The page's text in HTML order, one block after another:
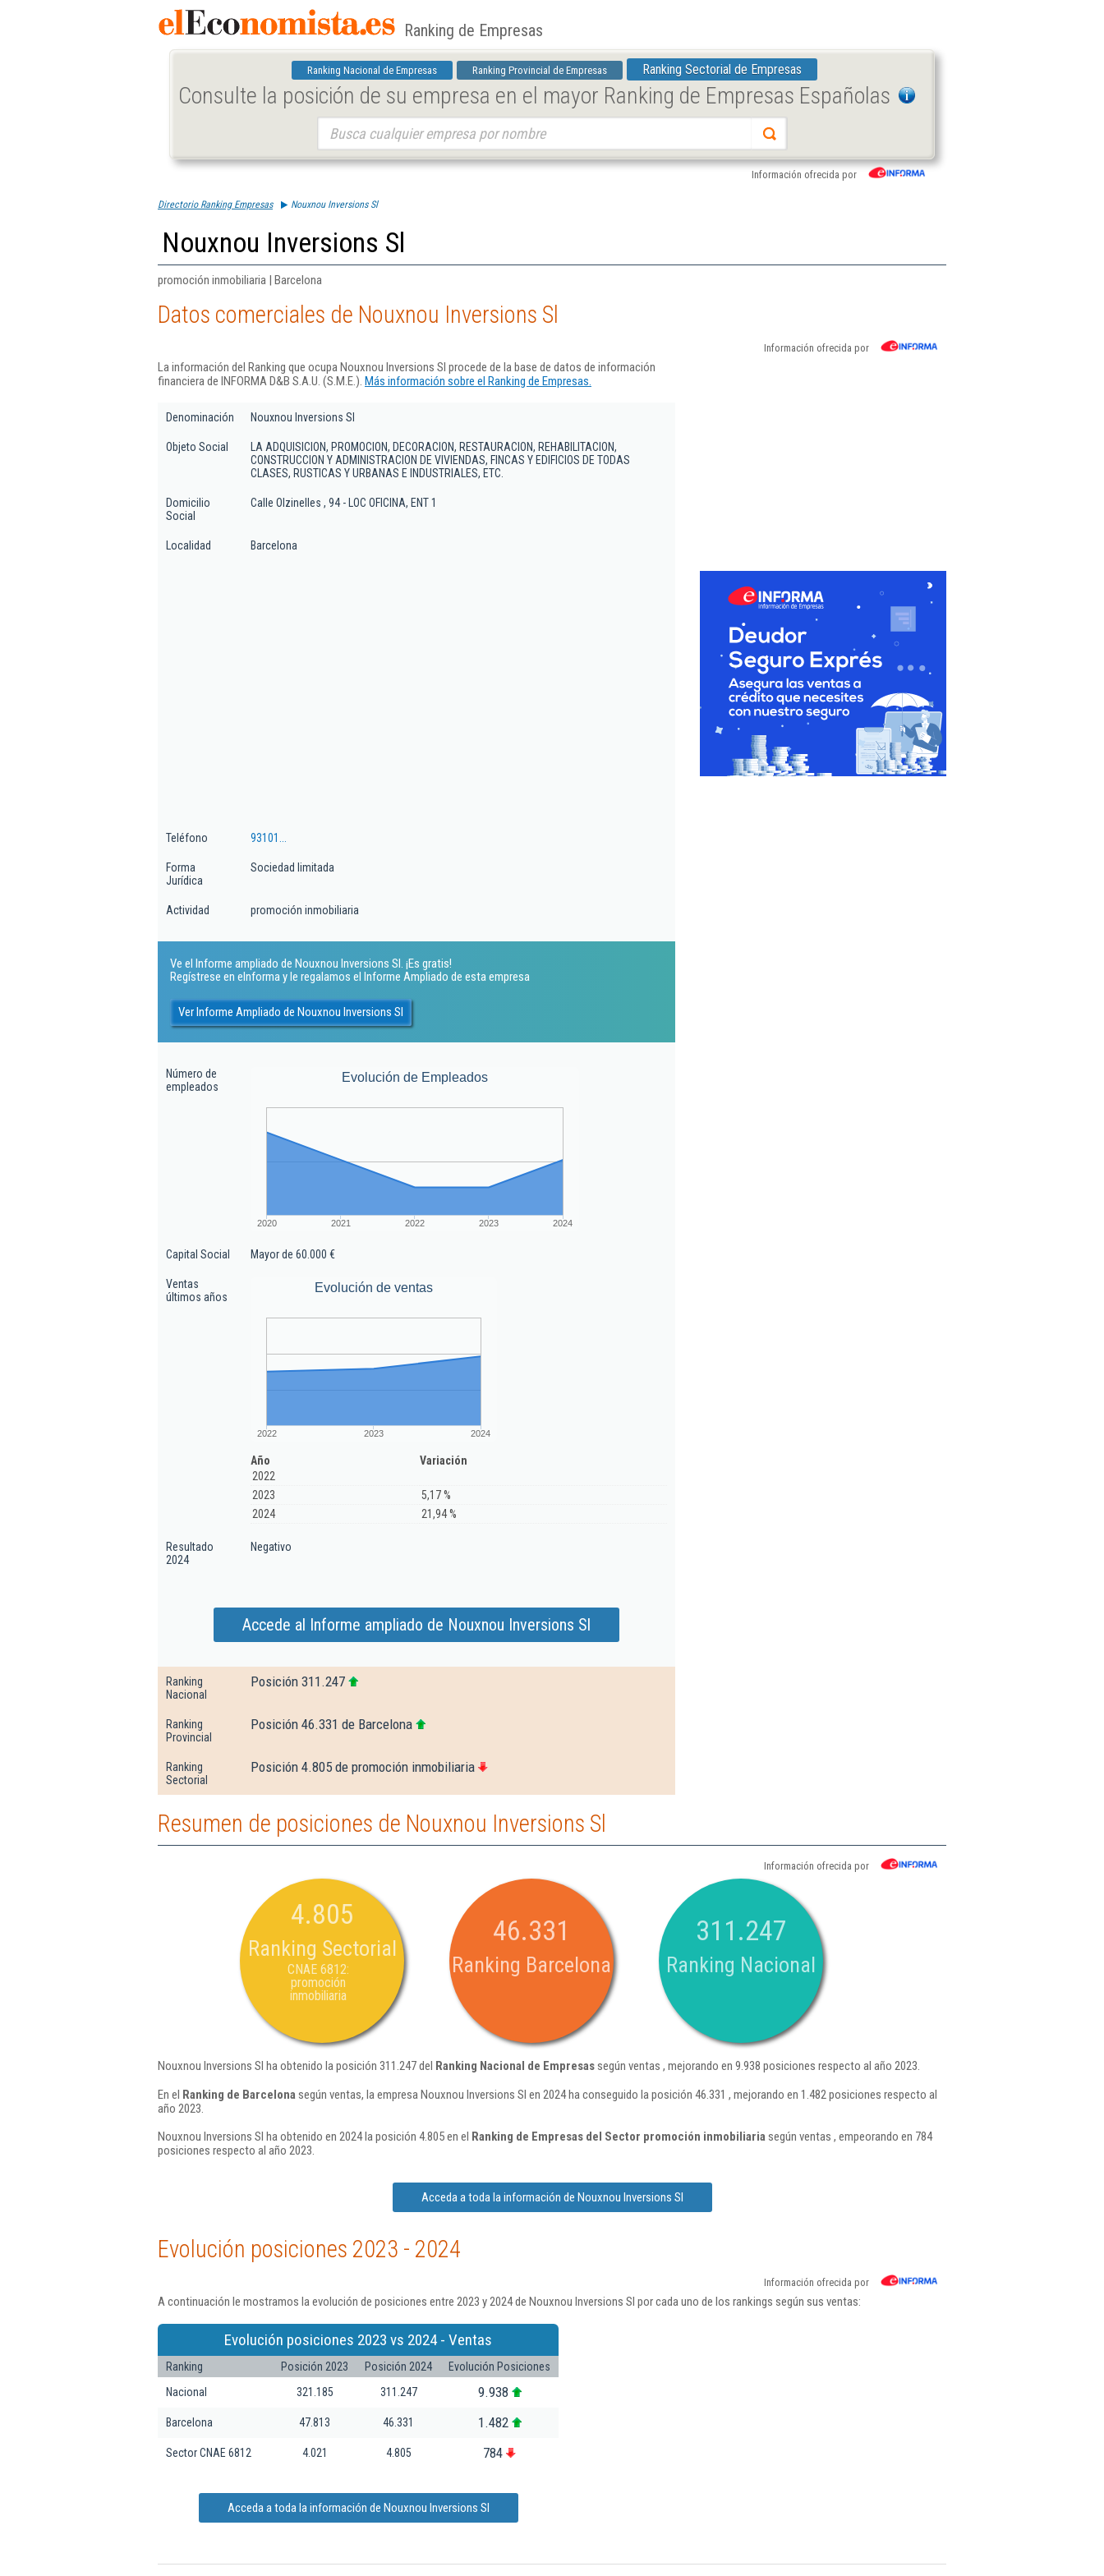
Ranking de Empresas
Ranking Nacional de Empresas Ranking Provincial de Empresas Ranking Sectorial de Empresas
Consulte la posición de su empresa en el mayor Ranking de Empresas Españolas
Información ofrecida por
Directorio Ranking Empresas Nouxnou Inversions Sl
Nouxnou Inversions Sl
promoción inmobiliaria | Barcelona
Datos comerciales de Nouxnou Inversions Sl
Información ofrecida por
La información del Ranking que ocupa Nouxnou Inversions Sl procede de la base de datos de información
financiera de INFORMA D&B S.A.U. (S.M.E.). Más información sobre el Ranking de Empresas.
Denominación Nouxnou Inversions Sl
Objeto Social
LA ADQUISICION, PROMOCION, DECORACION, RESTAURACION, REHABILITACION,
CONSTRUCCION Y ADMINISTRACION DE VIVIENDAS, FINCAS Y EDIFICIOS DE TODAS
CLASES, RUSTICAS Y URBANAS E INDUSTRIALES, ETC.
Domicilio
Social
Calle Olzinelles , 94 - LOC OFICINA, ENT 1
Localidad Barcelona
Teléfono 93101...
Forma
Jurídica
Sociedad limitada
Actividad promoción inmobiliaria
Ve el Informe ampliado de Nouxnou Inversions Sl. ¡Es gratis!
Regístrese en eInforma y le regalamos el Informe Ampliado de esta empresa
Ver Informe Ampliado de Nouxnou Inversions Sl
Número de
empleados
Evolución de Empleados
2020 2021 2022 2023 2024
Capital Social Mayor de 60.000 €
Ventas
últimos años
Evolución de ventas
2022 2023 2024
Año
Variación
2022
2023
5,17 %
2024
21,94 %
Resultado
2024
Negativo
Accede al Informe ampliado de Nouxnou Inversions Sl
Ranking
Nacional
Posición 311.247
Ranking
Provincial
Posición 46.331 de Barcelona
Ranking
Sectorial
Posición 4.805 de promoción inmobiliaria
Resumen de posiciones de Nouxnou Inversions Sl
Información ofrecida por
4.805
Ranking Sectorial
CNAE 6812:
promoción
inmobiliaria
46.331
Ranking Barcelona
311.247
Ranking Nacional
Nouxnou Inversions Sl ha obtenido la posición 311.247 del Ranking Nacional de Empresassegún ventas , mejorando en 9.938 posiciones respecto al año 2023.
En el Ranking de Barcelona según ventas, la empresa Nouxnou Inversions Sl en 2024 ha conseguido la posición 46.331 , mejorando en 1.482 posiciones respecto al
año 2023.
Nouxnou Inversions Sl ha obtenido en 2024 la posición 4.805 en el Ranking de Empresas del Sector promoción inmobiliariasegún ventas , empeorando en 784
posiciones respecto al año 2023.
Acceda a toda la información de Nouxnou Inversions Sl
Evolución posiciones 2023 - 2024
Información ofrecida por
A continuación le mostramos la evolución de posiciones entre 2023 y 2024 de Nouxnou Inversions Sl por cada uno de los rankings según sus ventas:
Evolución posiciones 2023 vs 2024 - Ventas
Ranking Posición 2023 Posición 2024
Evolución Posiciones
Nacional
321.185 311.247 9.938
Barcelona 47.813 46.331 1.482
Sector CNAE 6812 4.021 4.805 784
Acceda a toda la información de Nouxnou Inversions Sl